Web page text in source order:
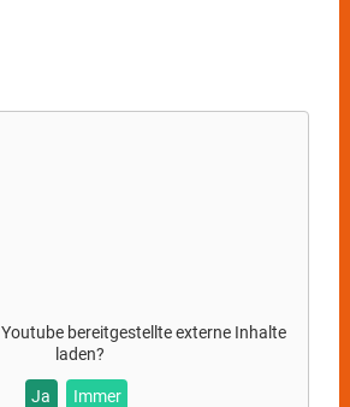
Youtubebereitgestellte externe Inhalte
laden?
Ja Immer